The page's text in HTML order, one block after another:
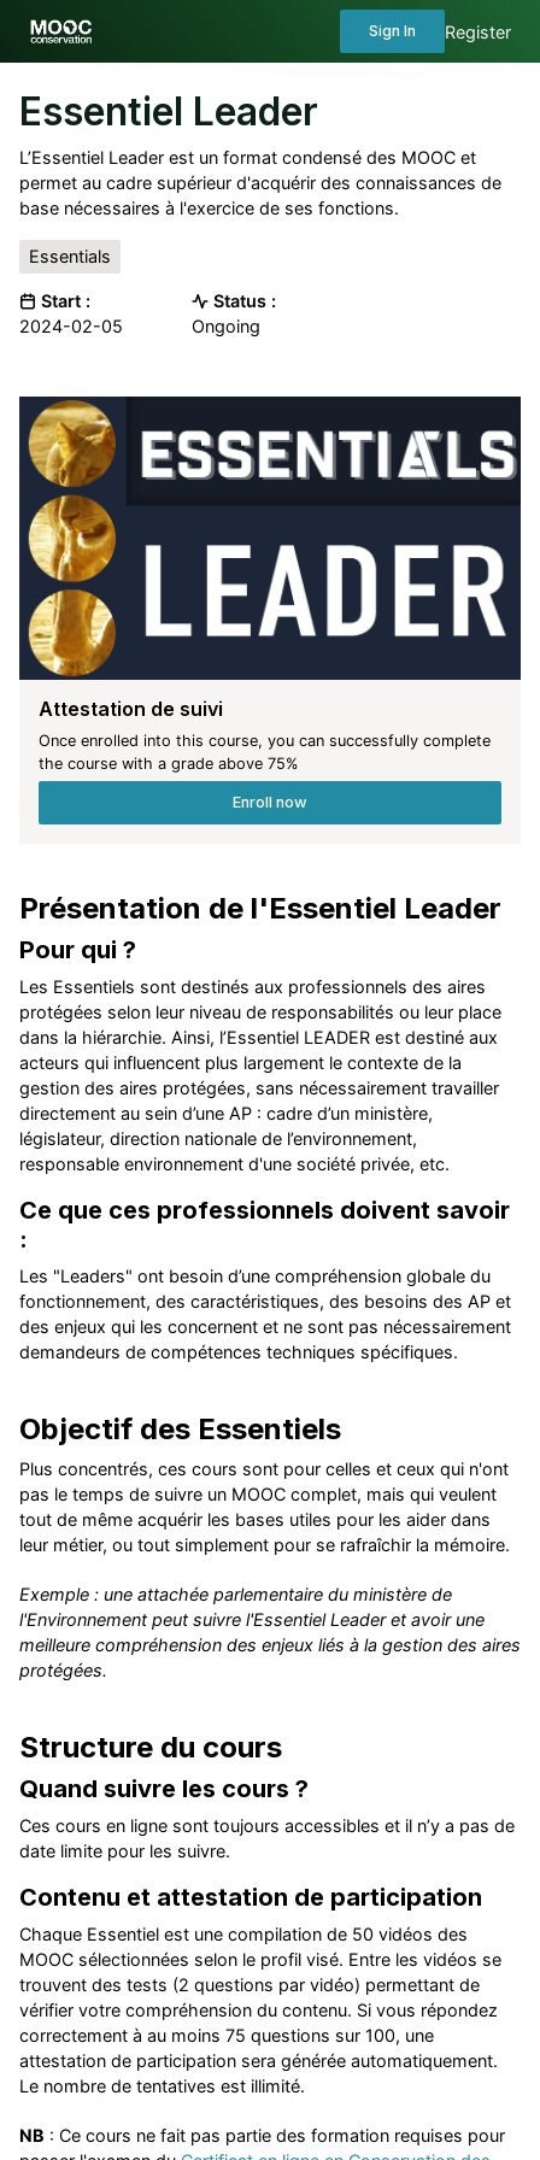
Sign In Register
Essentiel Leader
L’Essentiel Leader est un format condensé des MOOC et
permet au cadre supérieur d'acquérir des connaissances de
base nécessaires à l'exercice de ses fonctions.
Essentials
Start :
2024-02-05
Status :
Ongoing
Attestation de suivi
Once enrolled into this course, you can successfully complete
the course with a grade above 75%
Enroll now
Présentation de l'Essentiel Leader
Pour qui ?
Les Essentiels sont destinés aux professionnels des aires
protégées selon leur niveau de responsabilités ou leur place
dans la hiérarchie. Ainsi, l’Essentiel LEADER est destiné aux
acteurs qui influencent plus largement le contexte de la
gestion des aires protégées, sans nécessairement travailler
directement au sein d’une AP : cadre d’un ministère,
législateur, direction nationale de l’environnement,
responsable environnement d'une société privée, etc.
Ce que ces professionnels doivent savoir
:
Les "Leaders" ont besoin d’une compréhension globale du
fonctionnement, des caractéristiques, des besoins des AP et
des enjeux qui les concernent et ne sont pas nécessairement
demandeurs de compétences techniques spécifiques.
Objectif des Essentiels
Plus concentrés, ces cours sont pour celles et ceux qui n'ont
pas le temps de suivre un MOOC complet, mais qui veulent
tout de même acquérir les bases utiles pour les aider dans
leur métier, ou tout simplement pour se rafraîchir la mémoire.
Exemple : une attachée parlementaire du ministère de
l'Environnement peut suivre l'Essentiel Leader et avoir une
meilleure compréhension des enjeux liés à la gestion des aires
protégées.
Structure du cours
Quand suivre les cours ?
Ces cours en ligne sont toujours accessibles et il n’y a pas de
date limite pour les suivre.
Contenu et attestation de participation
Chaque Essentiel est une compilation de 50 vidéos des
MOOC sélectionnées selon le profil visé. Entre les vidéos se
trouvent des tests (2 questions par vidéo) permettant de
vérifier votre compréhension du contenu. Si vous répondez
correctement à au moins 75 questions sur 100, une
attestation de participation sera générée automatiquement.
Le nombre de tentatives est illimité.
NB : Ce cours ne fait pas partie des formation requises pour